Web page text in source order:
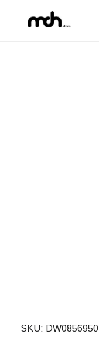
SKU DW0856950